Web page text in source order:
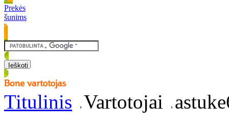
Prekės
šunims
Titulinis Vartotojai